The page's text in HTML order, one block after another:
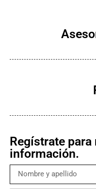
Regístrate
información.